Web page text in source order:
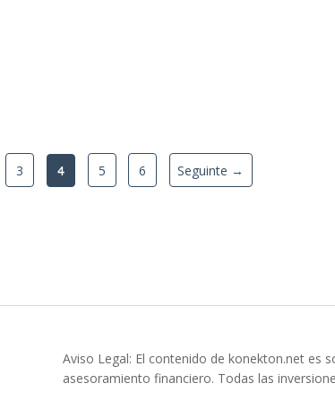
3 4 5 6 Seguinte →
Aviso Legal: El contenido de konekton.net es
asesoramiento financiero. Todas las